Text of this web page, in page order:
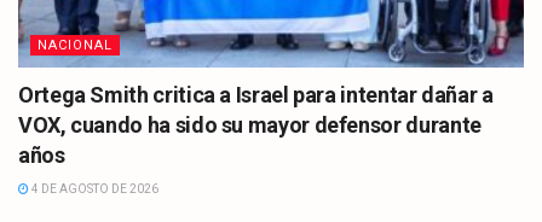
NACIONAL
Ortega Smith critica a Israel para intentar dañar a
VOX, cuando ha sido su mayor defensor durante
años
4 DE AGOSTO DE 2026